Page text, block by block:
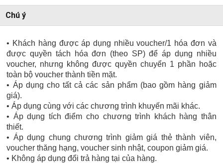
Chú ý
• Khách hàng được áp dụng nhiều voucher/1 hóa đơn và
được quyền tách hóa đơn (theo SP) để áp dụng nhiều
voucher, nhưng không được quyền chuyển 1 phần hoặc
toàn bộ voucher thành tiền mặt.
• Áp dụng cho tất cả các sản phẩm (bao gồm hàng giảm
giá).
• Áp dụng cùng với các chương trình khuyến mãi khác.
• Áp dụng tích điểm cho chương trình khách hàng thân
thiết.
• Áp dụng chung chương trình giảm giá thẻ thành viên,
voucher thăng hạng, voucher sinh nhật, coupon giảm giá.
• Không áp dụng đổi trả hàng tại của hàng.